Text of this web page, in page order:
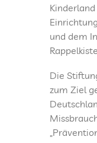
CAMPUS III
Kinderland
und dem
Die
zum Ziel